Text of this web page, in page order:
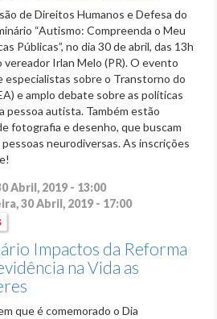
de Direitos Humanos e Defesa do
“Autismo: Compreenda o Meu
Públicas”, no dia 30 de abril, das 13h
vereador Irlan Melo (PR). O evento
especialistas sobre o Transtorno do
e amplo debate sobre as políticas
pessoa autista. Também estão
fotografia e desenho, que buscam
neurodiversas. As inscrições
Abril, 2019 - 13:00
30 Abril, 2019 - 17:00
Impactos da Reforma
na Vida as
que é comemorado o Dia